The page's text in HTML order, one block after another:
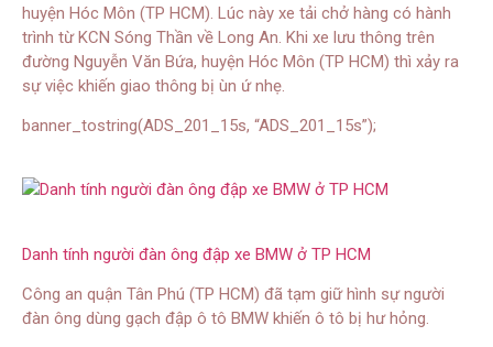
huyện Hóc Môn (TP HCM). Lúc này xe tải chở hàng có hành
trình từ KCN Sóng Thần về Long An. Khi xe lưu thông trên
đường Nguyễn Văn Bứa, huyện Hóc Môn (TP HCM) thì xảy ra
sự việc khiến giao thông bị ùn ứ nhẹ.
banner_tostring(ADS_201_15s, “ADS_201_15s”);
Danh tính người đàn ông đập xe BMW ở TP HCM
Công an quận Tân Phú (TP HCM) đã tạm giữ hình sự người
đàn ông dùng gạch đập ô tô BMW khiến ô tô bị hư hỏng.